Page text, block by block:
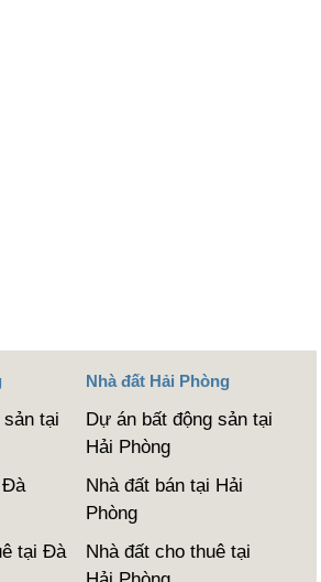
tại
Đà
tại Đà
Nhà đất Hải Phòng
Dự án bất động sản tại
Hải Phòng
Nhà đất bán tại Hải
Phòng
Nhà đất cho thuê tại